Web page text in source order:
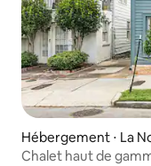
Hébergement ⋅ La
Chalet haut de